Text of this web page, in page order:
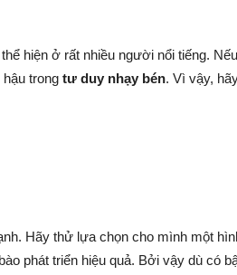
hiện ở rất nhiều người nổi tiếng.
trong tư duy nhạy bén. Vì vậy,
Hãy thử lựa chọn cho mình một
phát triển hiệu quả. Bởi vậy dù có